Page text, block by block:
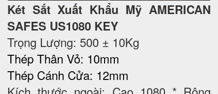
Két Sắt Xuất Khẩu Mỹ AMERICAN
SAFES US1080 KEY
Trọng Lượng: 500 ± 10Kg
Thép Thân Vỏ: 10mm
Thép Cánh Cửa: 12mm